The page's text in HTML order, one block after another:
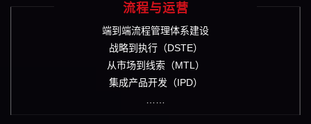
流程与运营
端到端流程管理体系建设
战略到执行（DSTE）
从市场到线索（MTL）
集成产品开发（IPD）